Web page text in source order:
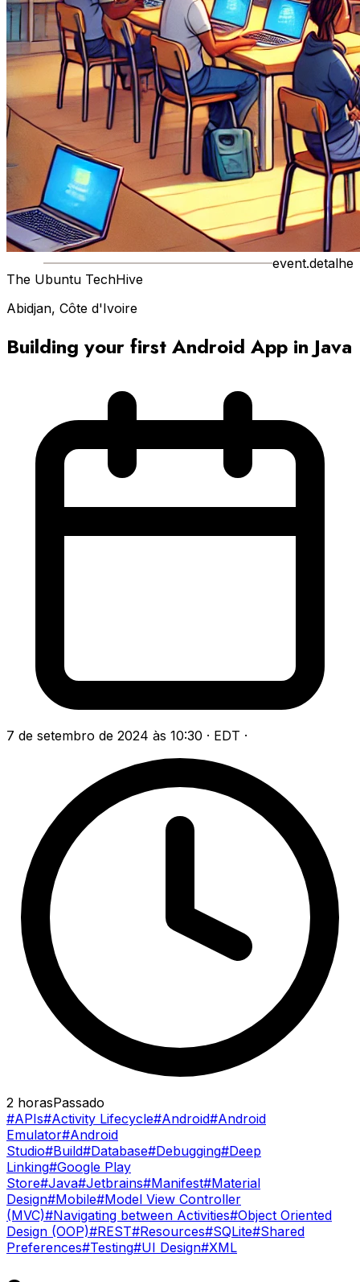
event.detalhe
The Ubuntu TechHive
Abidjan, Côte d'Ivoire
Building your first Android App in Java
7 de setembro de 2024 às 10:30 · EDT ·
2 horasPassado
#APIs#Activity Lifecycle#Android#Android
Emulator#Android
Studio#Build#Database#Debugging#Deep
Linking#Google Play
Store#Java#Jetbrains#Manifest#Material
Design#Mobile#Model View Controller
(MVC)#Navigating between Activities#Object Oriented
Design (OOP)#REST#Resources#SQLite#Shared
Preferences#Testing#UI Design#XML